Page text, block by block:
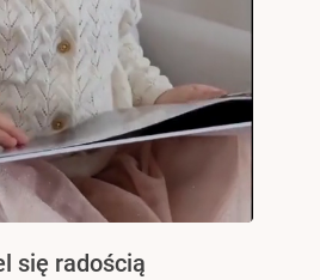
się radością